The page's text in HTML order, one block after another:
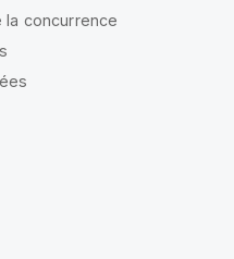
la concurrence